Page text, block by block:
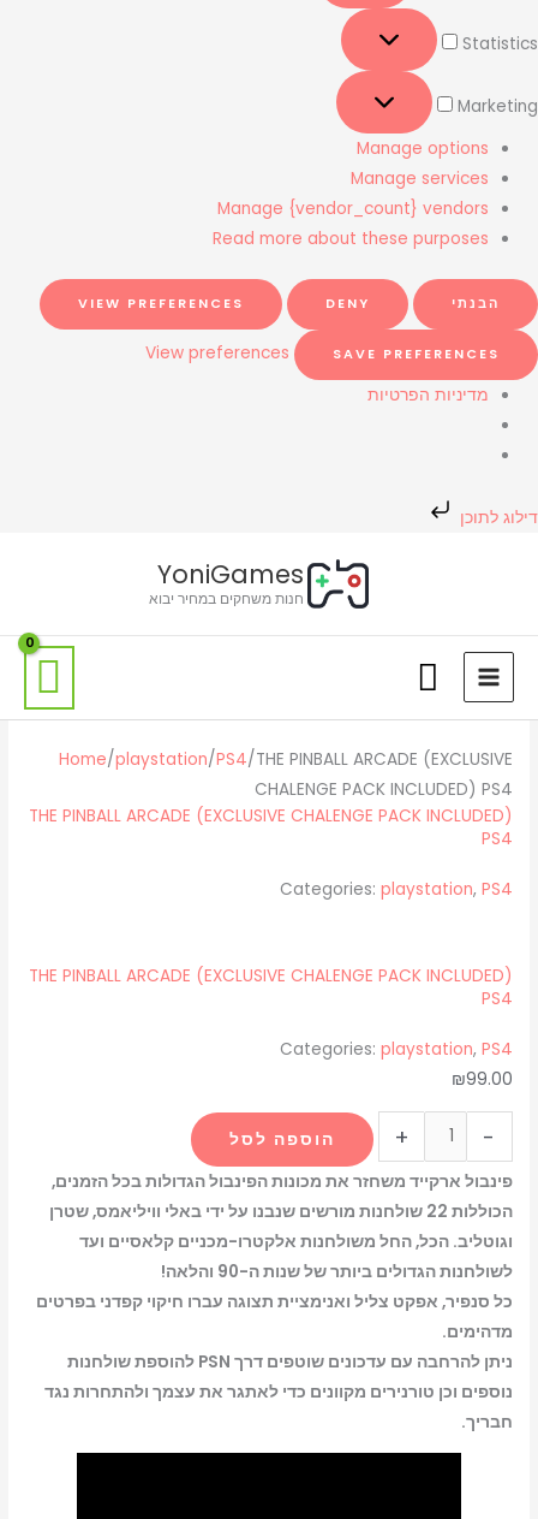
Statistics
Marketing
Manage options
Manage services
Manage {vendor_count} vendors
Read more about these purposes
הבנתי DENY
VIEW PREFERENCES
SAVE PREFERENCES
View preferences
מדיניות הפרטיות
דילוג לתוכן
YoniGames
חנות משחקים במחיר יבוא
Home/playstation/PS4/THE PINBALL ARCADE (EXCLUSIVE
CHALENGE PACK INCLUDED) PS4
THE PINBALL ARCADE (EXCLUSIVE CHALENGE PACK INCLUDED)
PS4
Categories: playstation, PS4
THE PINBALL ARCADE (EXCLUSIVE CHALENGE PACK INCLUDED)
PS4
Categories: playstation, PS4
₪99.00
-
PINBALL
ARCADE
(EXCLUSIVE
CHALENGE
PACK
INCLUDED)
PS4
+
הוספה לסל
פינבול ארקייד משחזר את מכונות הפינבול הגדולות בכל הזמנים,
הכוללות 22 שולחנות מורשים שנבנו על ידי באלי וויליאמס, שטרן
וגוטליב. הכל, החל משולחנות אלקטרו-מכניים קלאסיים ועד
לשולחנות הגדולים ביותר של שנות ה-90 והלאה!
כל סנפיר, אפקט צליל ואנימציית תצוגה עברו חיקוי קפדני בפרטים
מדהימים.
ניתן להרחבה עם עדכונים שוטפים דרך PSN להוספת שולחנות
נוספים וכן טורנירים מקוונים כדי לאתגר את עצמך ולהתחרות נגד
חבריך.
PINBALL
ARCADE
(EXCLUSIVE
CHALENGE
PACK
INCLUDED)
PS4
המקורי
היה:
₪105.00.
הנוכחי
הוא:
₪85.00.
המקורי
היה:
₪125.00.
הנוכחי
הוא:
₪99.00.
המקורי
היה:
₪225.00.
הנוכחי
הוא:
₪175.00.